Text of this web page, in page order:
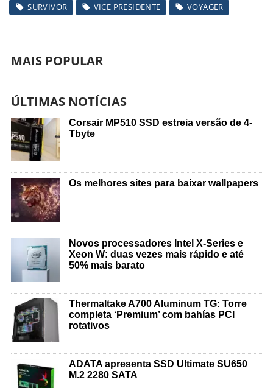
SURVIVOR
VICE PRESIDENTE VOYAGER
MAIS POPULAR
ÚLTIMAS NOTÍCIAS
Corsair MP510 SSD estreia versão de 4-
Tbyte
Os melhores sites para baixar wallpapers
Novos processadores Intel X-Series e
Xeon W: duas vezes mais rápido e até
50% mais barato
Thermaltake A700 Aluminum TG: Torre
completa ‘Premium’ com bahías PCI
rotativos
ADATA apresenta SSD Ultimate SU650
M.2 2280 SATA